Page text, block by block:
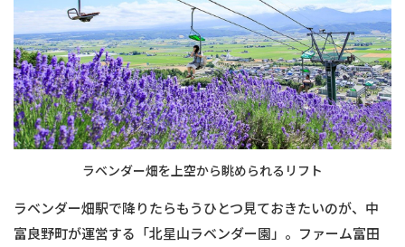
ラベンダー畑を上空から眺められるリフト
ラベンダー畑駅で降りたらもうひとつ見ておきたいのが、中
富良野町が運営する「北星山ラベンダー園」。ファーム富田